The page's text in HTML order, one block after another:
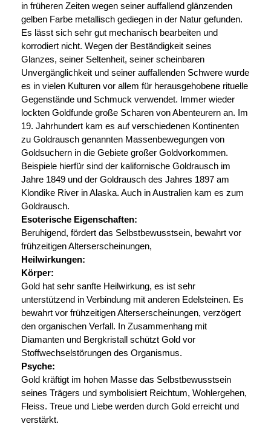
in früheren Zeiten wegen seiner auffallend glänzenden
gelben Farbe metallisch gediegen in der Natur gefunden.
Es lässt sich sehr gut mechanisch bearbeiten und
korrodiert nicht. Wegen der Beständigkeit seines
Glanzes, seiner Seltenheit, seiner scheinbaren
Unvergänglichkeit und seiner auffallenden Schwere wurde
es in vielen Kulturen vor allem für herausgehobene rituelle
Gegenstände und Schmuck verwendet. Immer wieder
lockten Goldfunde große Scharen von Abenteurern an. Im
19. Jahrhundert kam es auf verschiedenen Kontinenten
zu Goldrausch genannten Massenbewegungen von
Goldsuchern in die Gebiete großer Goldvorkommen.
Beispiele hierfür sind der kalifornische Goldrausch im
Jahre 1849 und der Goldrausch des Jahres 1897 am
Klondike River in Alaska. Auch in Australien kam es zum
Goldrausch.
Esoterische Eigenschaften:
Beruhigend, fördert das Selbstbewusstsein, bewahrt vor
frühzeitigen Alterserscheinungen,
Heilwirkungen:
Körper:
Gold hat sehr sanfte Heilwirkung, es ist sehr
unterstützend in Verbindung mit anderen Edelsteinen. Es
bewahrt vor frühzeitigen Alterserscheinungen, verzögert
den organischen Verfall. In Zusammenhang mit
Diamanten und Bergkristall schützt Gold vor
Stoffwechselstörungen des Organismus.
Psyche:
Gold kräftigt im hohen Masse das Selbstbewusstsein
seines Trägers und symbolisiert Reichtum, Wohlergehen,
Fleiss. Treue und Liebe werden durch Gold erreicht und
verstärkt.